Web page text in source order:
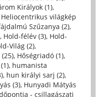
Királyok (1),
Heliocentrikus világkép
Szűzanya (2),
, Hold-félév (3), Hold-
Világ (2),
, Hőségriadó (1),
, humanista
, hun királyi sarj (2),
(3), Hunyadi Mátyás
- csillagászati